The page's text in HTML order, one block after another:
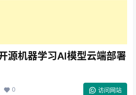
源机器学习AI模型云端部署
0 访问网站